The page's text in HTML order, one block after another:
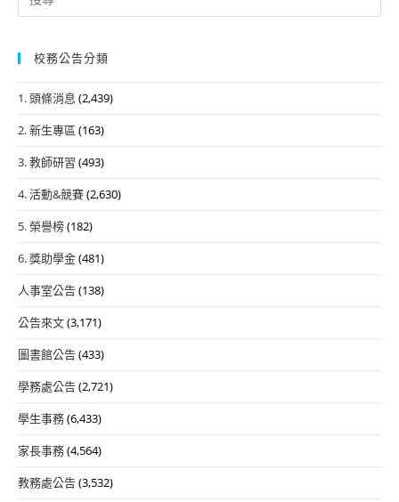
for:
校務公告分類
1. 頭條消息 (2,439)
2. 新生專區 (163)
3. 教師研習 (493)
4. 活動&競賽(2,630)
5. 榮譽榜(182)
6. 獎助學金(481)
人事室公告(138)
公告來文(3,171)
圖書館公告(433)
學務處公告(2,721)
學生事務(6,433)
家長事務(4,564)
教務處公告(3,532)